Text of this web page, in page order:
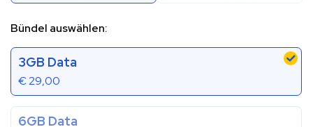
Bündel auswählen:
3GB Data
€29,00
6GB Data